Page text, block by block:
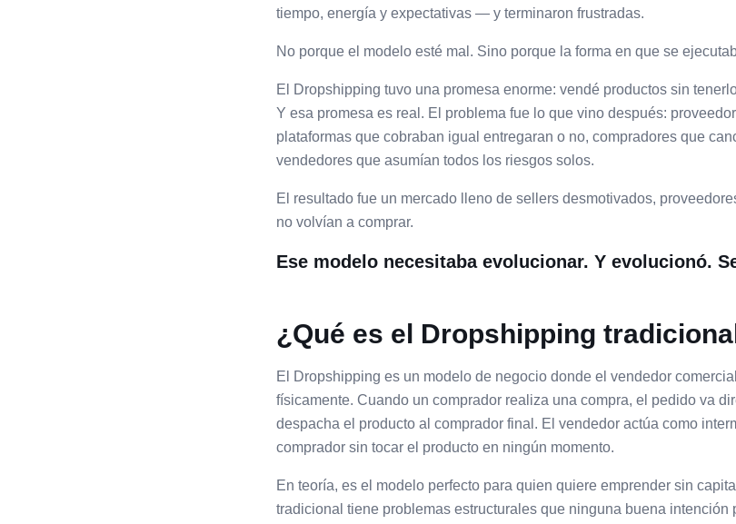
tiempo, energía y expectativas — y terminaron frustradas.
No porque el modelo esté mal. Sino porque la forma en que se
El Dropshipping tuvo una promesa enorme: vendé productos sin
Y esa promesa es real. El problema fue lo que vino después:
plataformas que cobraban igual entregaran o no, compradores que
vendedores que asumían todos los riesgos solos.
El resultado fue un mercado lleno de sellers desmotivados,
no volvían a comprar.
Ese modelo necesitaba evolucionar. Y evolucionó.
¿Qué es el Dropshipping
El Dropshipping es un modelo de negocio donde el vendedor
físicamente. Cuando un comprador realiza una compra, el pedido va
despacha el producto al comprador final. El vendedor actúa como
comprador sin tocar el producto en ningún momento.
En teoría, es el modelo perfecto para quien quiere emprender sin
tradicional tiene problemas estructurales que ninguna buena intención